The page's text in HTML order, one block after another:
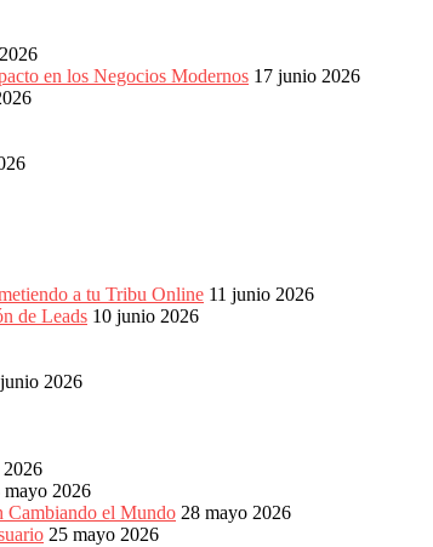
en los Negocios Modernos 17 junio 2026
a tu Tribu Online 11 junio 2026
de Leads 10 junio 2026
2026
mayo 2026
Cambiando el Mundo 28 mayo 2026
25 mayo 2026